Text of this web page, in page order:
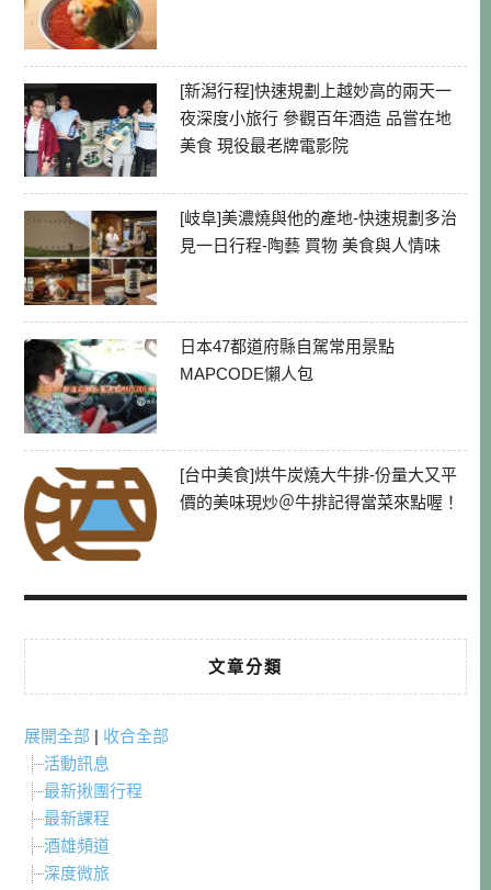
[新潟行程]快速規劃上越妙高的兩天一
夜深度小旅行 參觀百年酒造 品嘗在地
美食 現役最老牌電影院
[岐阜]美濃燒與他的產地-快速規劃多治
見一日行程-陶藝 買物 美食與人情味
日本47都道府縣自駕常用景點
MAPCODE懶人包
[台中美食]烘牛炭燒大牛排-份量大又平
價的美味現炒＠牛排記得當菜來點喔！
文章分類
展開全部 | 收合全部
活動訊息
最新揪團行程
最新課程
酒雄頻道
深度微旅